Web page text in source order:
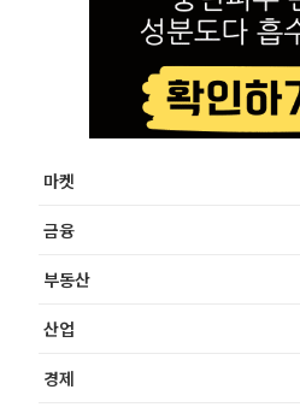
마켓
금융
부동산
산업
경제